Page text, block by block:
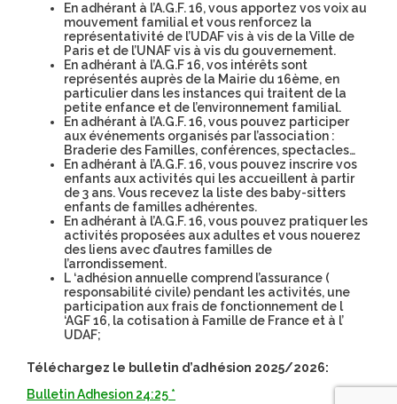
En adhérant à l’A.G.F. 16, vous apportez vos voix au
mouvement familial et vous renforcez la
représentativité de l’UDAF vis à vis de la Ville de
Paris et de l’UNAF vis à vis du gouvernement.
En adhérant à l’A.G.F 16, vos intérêts sont
représentés auprès de la Mairie du 16ème, en
particulier dans les instances qui traitent de la
petite enfance et de l’environnement familial.
En adhérant à l’A.G.F. 16, vous pouvez participer
aux événements organisés par l’association :
Braderie des Familles, conférences, spectacles…
En adhérant à l’A.G.F. 16, vous pouvez inscrire vos
enfants aux activités qui les accueillent à partir
de 3 ans. Vous recevez la liste des baby-sitters
enfants de familles adhérentes.
En adhérant à l’A.G.F. 16, vous pouvez pratiquer les
activités proposées aux adultes et vous nouerez
des liens avec d’autres familles de
l’arrondissement.
L ‘adhésion annuelle comprend l’assurance (
responsabilité civile) pendant les activités, une
participation aux frais de fonctionnement de l
‘AGF 16, la cotisation à Famille de France et à l’
UDAF;
Téléchargez le bulletin d’adhésion 2025/2026:
Bulletin Adhesion 24:25 *